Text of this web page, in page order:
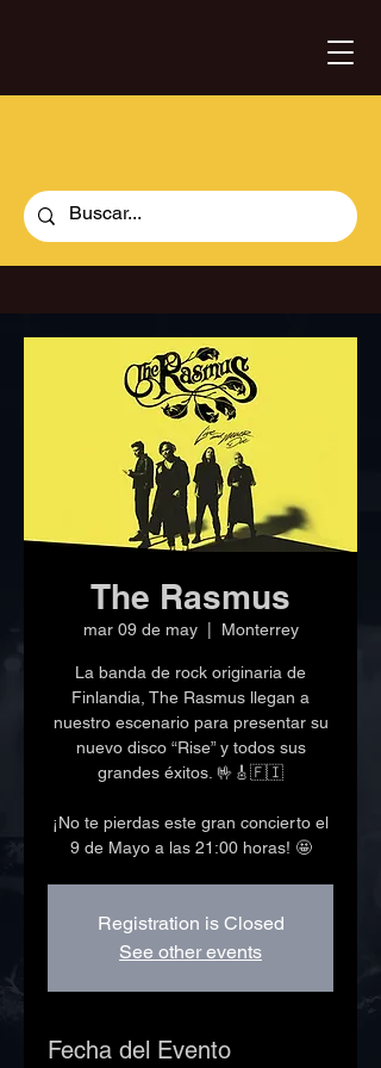
The Rasmus
mar 09 de may
  |
Monterrey
La banda de rock originaria de
Finlandia, The Rasmus llegan a
nuestro escenario para presentar su
nuevo disco “Rise” y todos sus
grandes éxitos. 🤟🎸🇫🇮
¡No te pierdas este gran concierto el
9 de Mayo a las 21:00 horas! 🤩
Registration is Closed
See other events
Fecha del Evento